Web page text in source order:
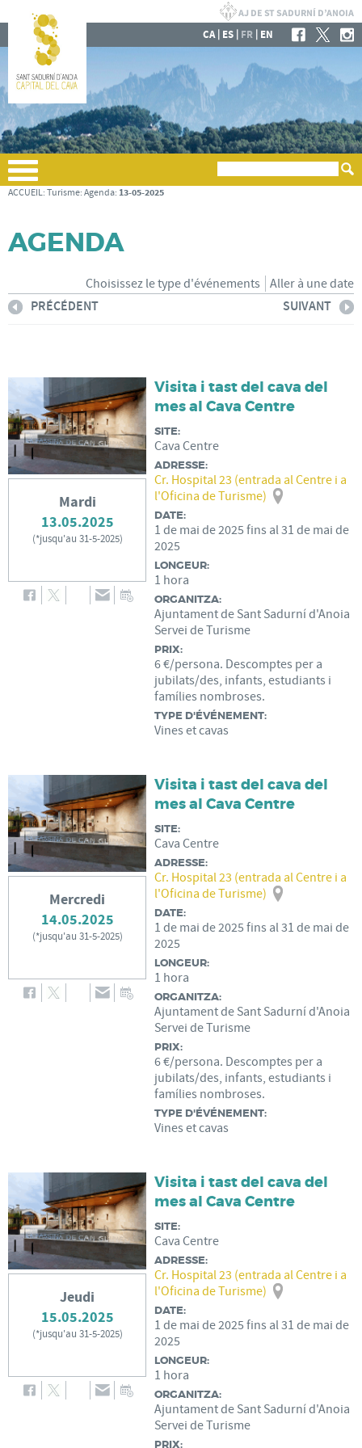
CA| ES | FR | EN
ACCUEIL: Turisme: Agenda: 13-05-2025
AGENDA
Choisissez le type d'événements Aller à une date
PRÉCÉDENT SUIVANT
Mardi
13.05.2025
(*jusqu'au 31-5-2025)
Visita i tast del cava del
mes al Cava Centre
SITE:
Cava Centre
ADRESSE:
Cr. Hospital 23 (entrada al Centre i a
l'Oficina de Turisme)
DATE:
1 de mai de2025 fins al31 de mai de
2025
LONGEUR:
1 hora
ORGANITZA:
Ajuntament de Sant Sadurní d'Anoia
Servei de Turisme
PRIX:
6 €/persona. Descomptes per a
jubilats/des, infants, estudiants i
famílies nombroses.
TYPE D'ÉVÉNEMENT:
Vines et cavas
Mercredi
14.05.2025
(*jusqu'au 31-5-2025)
Visita i tast del cava del
mes al Cava Centre
SITE:
Cava Centre
ADRESSE:
Cr. Hospital 23 (entrada al Centre i a
l'Oficina de Turisme)
DATE:
1 de mai de2025 fins al31 de mai de
2025
LONGEUR:
1 hora
ORGANITZA:
Ajuntament de Sant Sadurní d'Anoia
Servei de Turisme
PRIX:
6 €/persona. Descomptes per a
jubilats/des, infants, estudiants i
famílies nombroses.
TYPE D'ÉVÉNEMENT:
Vines et cavas
Jeudi
15.05.2025
(*jusqu'au 31-5-2025)
Visita i tast del cava del
mes al Cava Centre
SITE:
Cava Centre
ADRESSE:
Cr. Hospital 23 (entrada al Centre i a
l'Oficina de Turisme)
DATE:
1 de mai de2025 fins al31 de mai de
2025
LONGEUR:
1 hora
ORGANITZA:
Ajuntament de Sant Sadurní d'Anoia
Servei de Turisme
PRIX: